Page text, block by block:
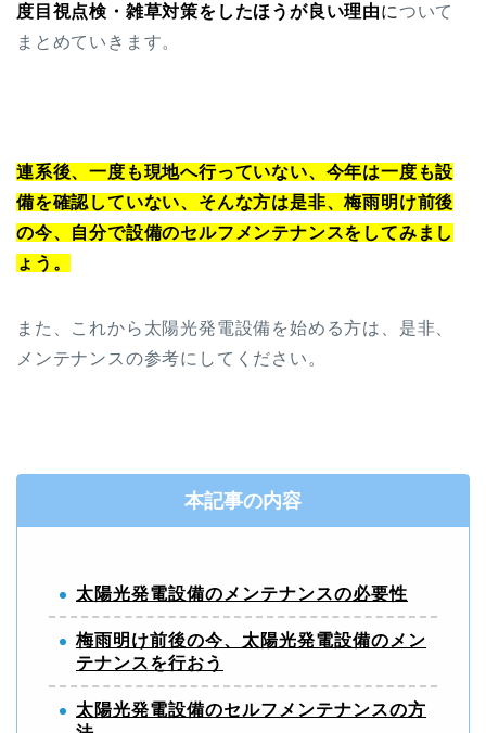
度目視点検・雑草対策をしたほうが良い理由について
まとめていきます。
連系後、一度も現地へ行っていない、今年は一度も設
備を確認していない、そんな方は是非、梅雨明け前後
の今、自分で設備のセルフメンテナンスをしてみまし
ょう。
また、これから太陽光発電設備を始める方は、是非、
メンテナンスの参考にしてください。
本記事の内容
太陽光発電設備のメンテナンスの必要性
梅雨明け前後の今、太陽光発電設備のメン
テナンスを行おう
太陽光発電設備のセルフメンテナンスの方